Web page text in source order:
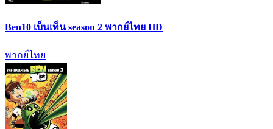
Ben10 เบ็นเท็น season 2 พากย์ไทย HD
พากย์ไทย